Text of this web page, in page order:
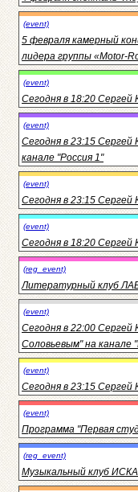
(event)
5 февраля камерный
лидера группы «Motor-
(event)
Сегодня в 18:20 Сергей
(event)
Сегодня в 23:15 Сергей
канале "Россия 1"
(event)
Сегодня в 23:15 Сергей
(event)
Сегодня в 18:20 Сергей
(reg_event)
Литературный клуб
(event)
Сегодня в 22:00 Сергей
Соловьевым" на канале
(event)
Сегодня в 23:15 Сергей
(event)
Программа "Первая
(reg_event)
Музыкальный клуб